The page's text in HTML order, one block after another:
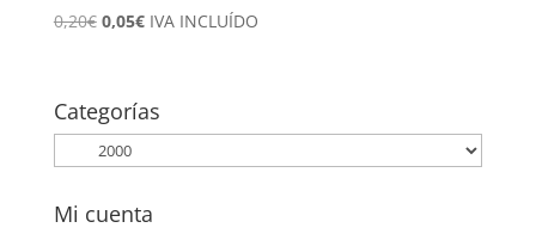
0,20€ El
era:
0,20€.
0,05€El
es:
0,05€.
IVA INCLUÍDO
Categorías
Mi cuenta